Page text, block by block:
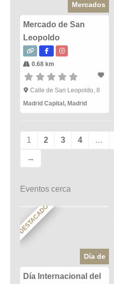
Mercados
Mercado de San
Leopoldo
0.68 km
Calle de San Leopoldo, 8
Madrid Capital, Madrid
1 2 3 4 …
→
Eventos cerca
DESTACADO
Día de
Día Internacional del